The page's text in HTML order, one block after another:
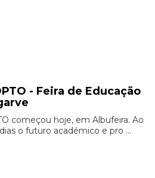
- Feira de Educação
começou hoje, em Albufeira. Ao
o futuro académico e pro ...